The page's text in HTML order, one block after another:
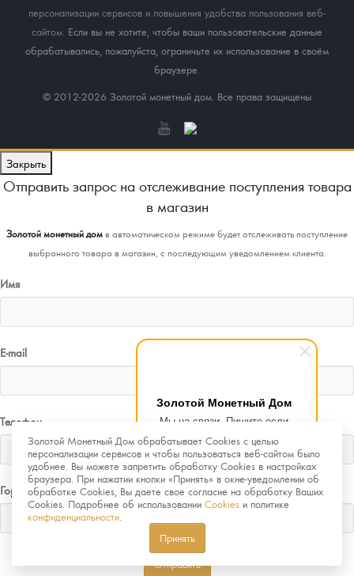
Золотой Монетный Дом
Мы на связи. Пишите если
возникнут любые вопросы.
Рады помочь.
персонализации сервисов и повышения удобства пользования веб-
сайтом. Если вы не хотите, чтобы ваши пользовательские данные
обрабатывались, пожалуйста, ограничьте их использование в своём
браузере.
© 2012-2026 Золотой монетный дом. Все права защищены
Золотой Монетный Дом обрабатывает Cookies с целью
персонализации сервисов и чтобы пользоваться веб-сайтом было
удобнее. Вы можете запретить обработку Cookies в настройках
браузера. При нажатии кнопки «Принять» в окне-уведомлении об
обработке Cookies, Вы даете свое согласие на обработку Ваших
Cookies. Подробнее об использовании Cookies и политике
конфиденциальности
Принять
Закрыть
Отправить запрос на отслеживание поступления товара
в магазин
Золотой монетный домв автоматическом режиме будет отслеживать поступление
выбранного товара в магазин, с последующим уведомлением клиента.
Имя
E-mail
Телефон
Город
Отправить